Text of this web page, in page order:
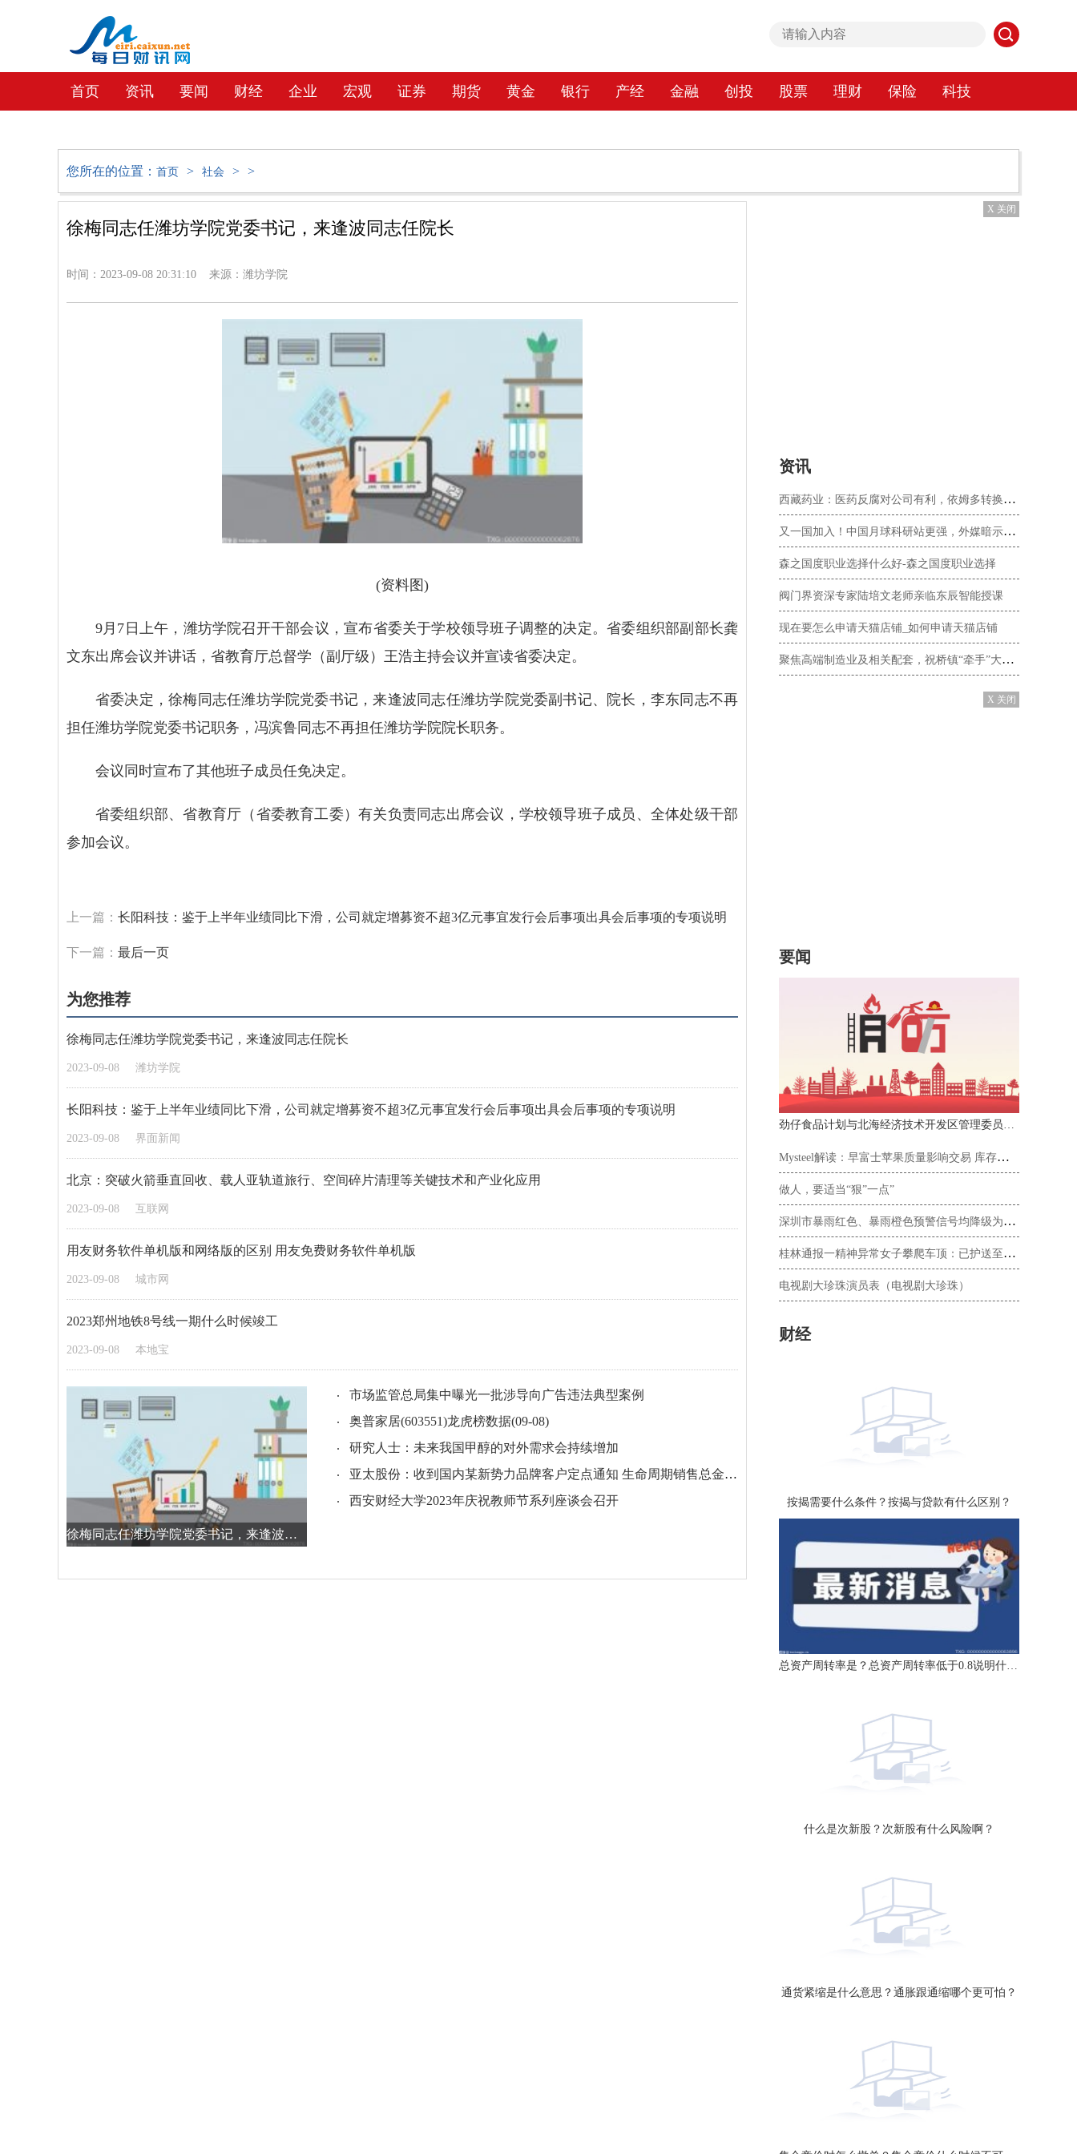
首页 资讯 要闻 财经 企业 宏观 证券 期货 黄金 银行 产经 金融 创投 股票 理财 保险 科技
您所在的位置： 首页 > 社会 >
>
徐梅同志任潍坊学院党委书记，来逢波同志任院长
时间：2023-09-08 20:31:10 来源：潍坊学院
(资料图)
9月7日上午，潍坊学院召开干部会议，宣布省委关于学校领导班子调整的决定。省委组织部副部长龚
文东出席会议并讲话，省教育厅总督学（副厅级）王浩主持会议并宣读省委决定。
省委决定，徐梅同志任潍坊学院党委书记，来逢波同志任潍坊学院党委副书记、院长，李东同志不再
担任潍坊学院党委书记职务，冯滨鲁同志不再担任潍坊学院院长职务。
会议同时宣布了其他班子成员任免决定。
省委组织部、省教育厅（省委教育工委）有关负责同志出席会议，学校领导班子成员、全体处级干部
参加会议。
上一篇： 长阳科技：鉴于上半年业绩同比下滑，公司就定增募资不超3亿元事宜发行会后事项出具会后事项的专项说明
下一篇： 最后一页
为您推荐
徐梅同志任潍坊学院党委书记，来逢波同志任院长
2023-09-08 潍坊学院
长阳科技：鉴于上半年业绩同比下滑，公司就定增募资不超3亿元事宜发行会后事项出具会后事项的专项说明
2023-09-08 界面新闻
北京：突破火箭垂直回收、载人亚轨道旅行、空间碎片清理等关键技术和产业化应用
2023-09-08 互联网
用友财务软件单机版和网络版的区别 用友免费财务软件单机版
2023-09-08 城市网
2023郑州地铁8号线一期什么时候竣工
2023-09-08 本地宝
徐梅同志任潍坊学院党委书记，来逢波同志任院长
市场监管总局集中曝光一批涉导向广告违法典型案例
奥普家居(603551)龙虎榜数据(09-08)
研究人士：未来我国甲醇的对外需求会持续增加
亚太股份：收到国内某新势力品牌客户定点通知 生命周期销售总金额约17.33亿元
西安财经大学2023年庆祝教师节系列座谈会召开
X 关闭
资讯
西藏药业：医药反腐对公司有利，依姆多转换进展顺利，诺迪康产品预计未来2-3年有良好市场表现
又一国加入！中国月球科研站更强，外媒暗示：美登月签了28个国家
森之国度职业选择什么好-森之国度职业选择
阀门界资深专家陆培文老师亲临东辰智能授课
现在要怎么申请天猫店铺_如何申请天猫店铺
聚焦高端制造业及相关配套，祝桥镇“牵手”大飞机园跑出产业发展加速度
X 关闭
要闻
劲仔食品计划与北海经济技术开发区管理委员会签订《项目投资合同书》
Mysteel解读：早富士苹果质量影响交易 库存老富士再次偏强运行
做人，要适当“狠”一点”
深圳市暴雨红色、暴雨橙色预警信号均降级为黄色
桂林通报一精神异常女子攀爬车顶：已护送至社会福利医院
电视剧大珍珠演员表（电视剧大珍珠）
财经
按揭需要什么条件？按揭与贷款有什么区别？
总资产周转率是？总资产周转率低于0.8说明什么？
什么是次新股？次新股有什么风险啊？
通货紧缩是什么意思？通胀跟通缩哪个更可怕？